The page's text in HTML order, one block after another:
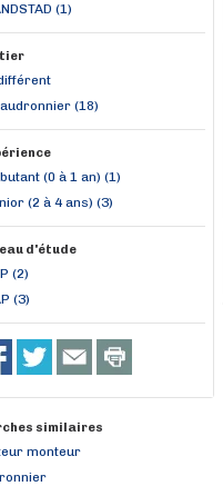
(1)
(18)
(0 à 1 an) (1)
(2 à 4 ans) (3)
d'étude
(2)
(3)
similaires
monteur